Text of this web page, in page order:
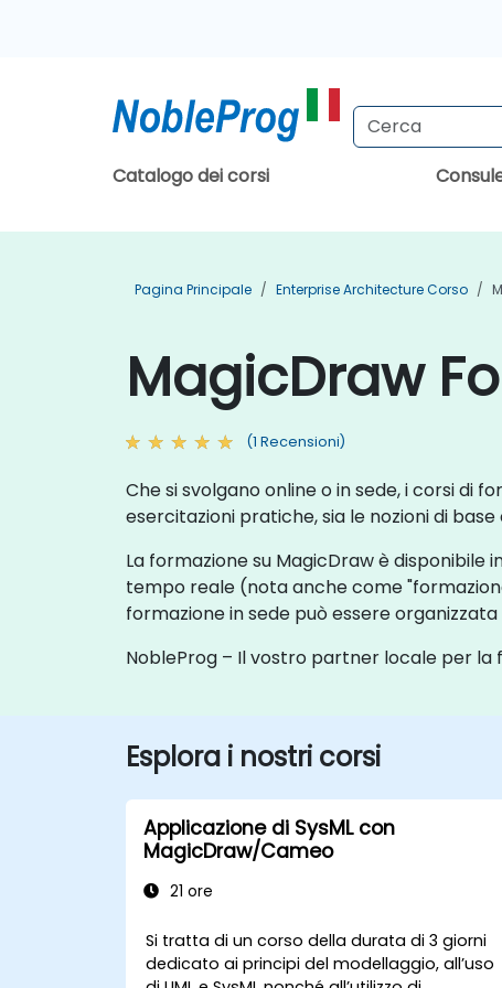
Catalogo dei corsi
Pagina Principale Enterprise Architecture Corso
MagicDraw
(1 Recensioni)
Che si svolgano online o in sede, i corsi di
esercitazioni pratiche, sia le nozioni di
La formazione su MagicDraw è disponibile
tempo reale (nota anche come
formazione in sede può essere
NobleProg – Il vostro partner locale per la
Esplora i nostri corsi
Applicazione di SysML con
MagicDraw/Cameo
21 ore
Si tratta di un corso della durata di 3 giorni
dedicato ai principi del modellaggio, all’uso